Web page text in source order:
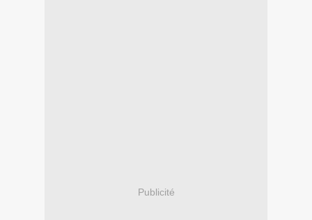
Publicité